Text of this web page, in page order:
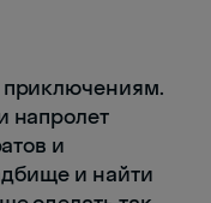
приключениям.
напролет
и
и найти